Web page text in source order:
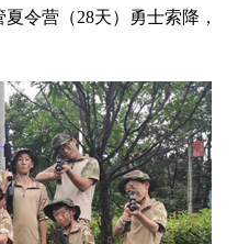
令营（28天）勇士索降，